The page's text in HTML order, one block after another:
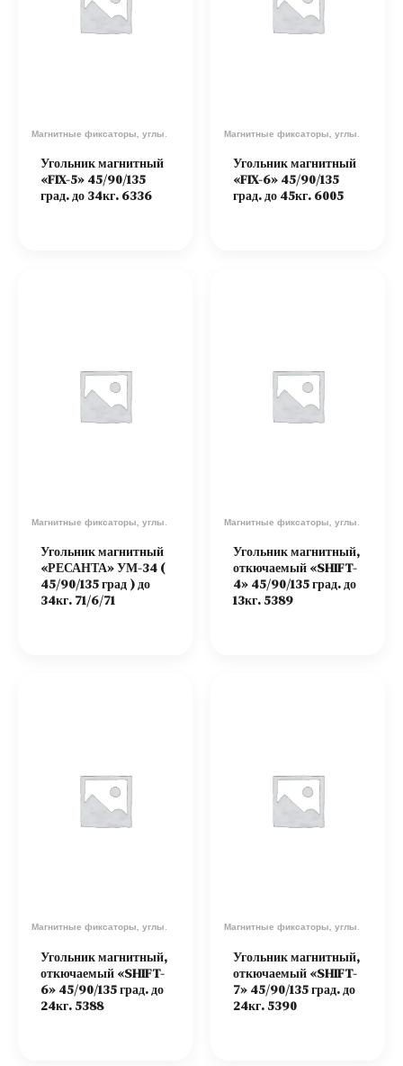
Магнитные фиксаторы, углы.
Угольник магнитный
«FIX-5» 45/90/135
град. до 34кг. 6336
Магнитные фиксаторы, углы.
Угольник магнитный
«FIX-6» 45/90/135
град. до 45кг. 6005
Магнитные фиксаторы, углы.
Угольник магнитный
«РЕСАНТА» УМ-34 (
45/90/135 град ) до
34кг. 71/6/71
Магнитные фиксаторы, углы.
Угольник магнитный,
откючаемый «SHIFT-
4» 45/90/135 град. до
13кг. 5389
Магнитные фиксаторы, углы.
Угольник магнитный,
откючаемый «SHIFT-
6» 45/90/135 град. до
24кг. 5388
Магнитные фиксаторы, углы.
Угольник магнитный,
откючаемый «SHIFT-
7» 45/90/135 град. до
24кг. 5390